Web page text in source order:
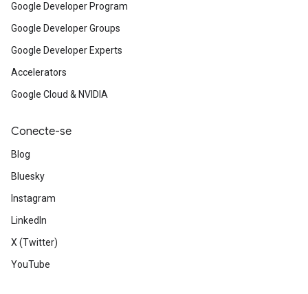
Google Developer Program
Google Developer Groups
Google Developer Experts
Accelerators
Google Cloud & NVIDIA
Conecte-se
Blog
Bluesky
Instagram
LinkedIn
X (Twitter)
YouTube